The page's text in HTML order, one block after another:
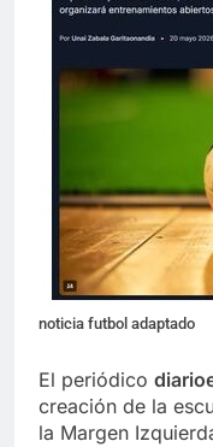
noticia futbol adaptado
El periódico
creación de la
la Margen